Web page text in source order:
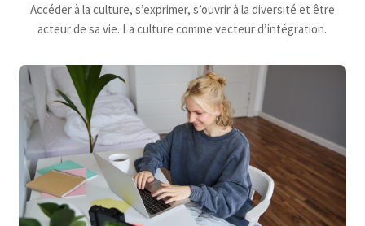
Accéder à la culture, s’exprimer, s’ouvrir à la diversité et être
acteur de sa vie. La culture comme vecteur d’intégration.